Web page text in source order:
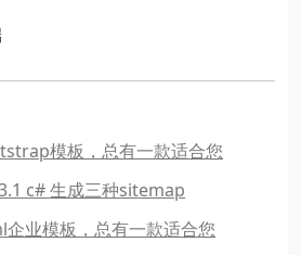
模板，总有一款适合您
c# 生成三种sitemap
业模板，总有一款适合您